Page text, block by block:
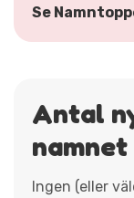
Se
Antal
Ingen (eller